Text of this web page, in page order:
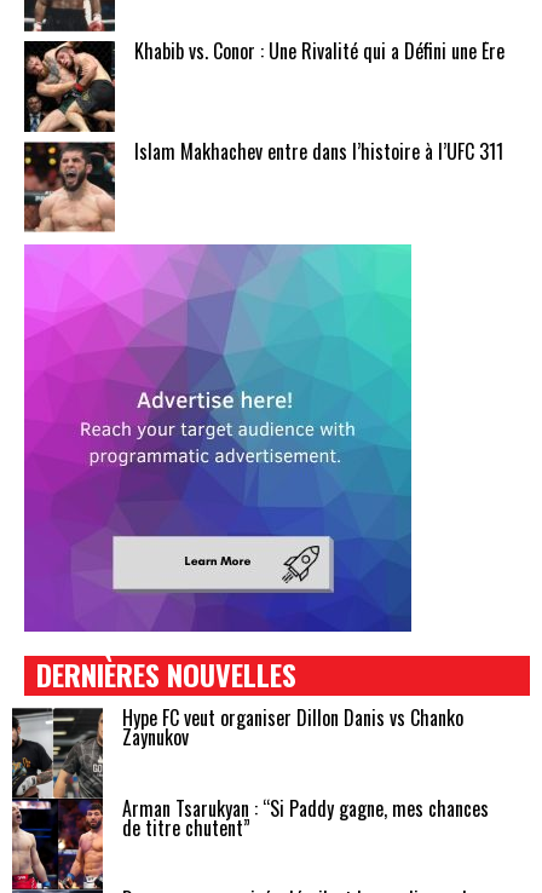
Khabib vs. Conor : Une Rivalité qui a Défini une Ère
Islam Makhachev entre dans l’histoire à l’UFC 311
DERNIÈRES NOUVELLES
Hype FC veut organiser Dillon Danis vs Chanko
Zaynukov
Arman Tsarukyan : “Si Paddy gagne, mes chances
de titre chutent”